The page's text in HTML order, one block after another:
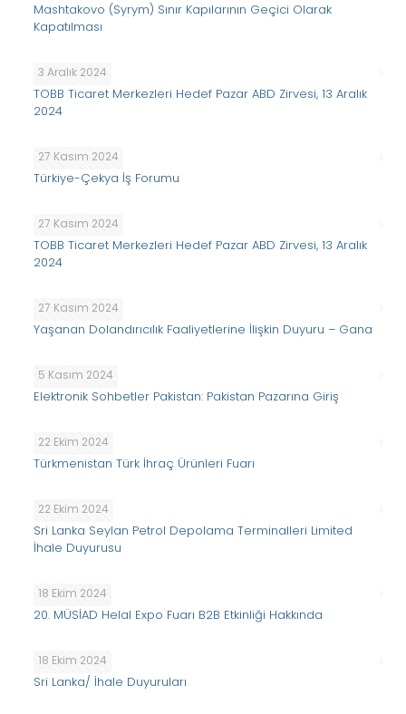
Mashtakovo (Syrym) Sınır Kapılarının Geçici Olarak
Kapatılması
3 Aralık 2024
TOBB Ticaret Merkezleri Hedef Pazar ABD Zirvesi, 13 Aralık
2024
27 Kasım 2024
Türkiye-Çekya İş Forumu
27 Kasım 2024
TOBB Ticaret Merkezleri Hedef Pazar ABD Zirvesi, 13 Aralık
2024
27 Kasım 2024
Yaşanan Dolandırıcılık Faaliyetlerine İlişkin Duyuru – Gana
5 Kasım 2024
Elektronik Sohbetler Pakistan: Pakistan Pazarına Giriş
22 Ekim 2024
Türkmenistan Türk İhraç Ürünleri Fuarı
22 Ekim 2024
Sri Lanka Seylan Petrol Depolama Terminalleri Limited
İhale Duyurusu
18 Ekim 2024
20. MÜSİAD Helal Expo Fuarı B2B Etkinliği Hakkında
18 Ekim 2024
Sri Lanka/ İhale Duyuruları